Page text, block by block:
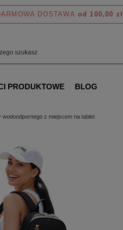
DOSTAWA od 100,00 zł
PRODUKTOWE BLOG
z miejscem na tablet